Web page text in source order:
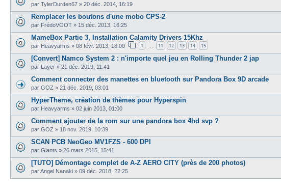
par TylerDurden67 » 20 déc. 2014, 16:19
Remplacer les boutons d'une mobo CPS-2
par FrédoVOOT » 15 déc. 2013, 16:25
MameBox Partie 3, Installation Calamity Drivers 15Khz
par Heavyarms » 08 févr. 2013, 18:00 1 … 11 12 13 14 15
[Convert] Namco System 2 : n'importe quel jeu en Rolling Thunder 2 jap
par Layer » 21 déc. 2019, 11:41
Comment connecter des manettes en bluetooth sur Pandora Box 9D arcade
par GOZ » 21 déc. 2019, 03:01
HyperTheme, création de thèmes pour Hyperspin
par Heavyarms » 02 juin 2013, 01:00
Comment ajouter de la rom sur une pandora box 4hd svp ?
par GOZ » 18 nov. 2019, 10:39
SCAN PCB NeoGeo MV1FZS - 600 DPI
par Giants » 26 mars 2015, 15:41
[TUTO] Démontage complet de A-Z AERO CITY (près de 200 photos)
parAngel Nanaki » 09 déc. 2018, 22:25